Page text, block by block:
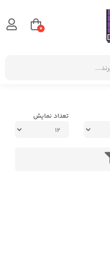
تعداد نمایش
0